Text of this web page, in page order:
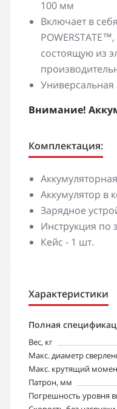
100 мм
Включает в
состоящую из
Универсальная
Внимание!
Комплектация:
Аккумулятор в
Зарядное
Инструкция по
Кейс - 1 шт.
Характеристики
Полная
Вес, кг
Макс. диаметр
Макс. крутящий
Патрон, мм
Погрешность уровня